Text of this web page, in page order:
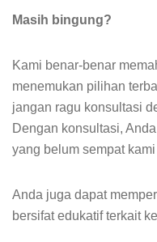
Masih bingung?
Kami benar-benar
menemukan pilihan
jangan ragu konsultasi
Dengan konsultasi,
yang belum sempat
Anda juga dapat
bersifat edukatif terkait